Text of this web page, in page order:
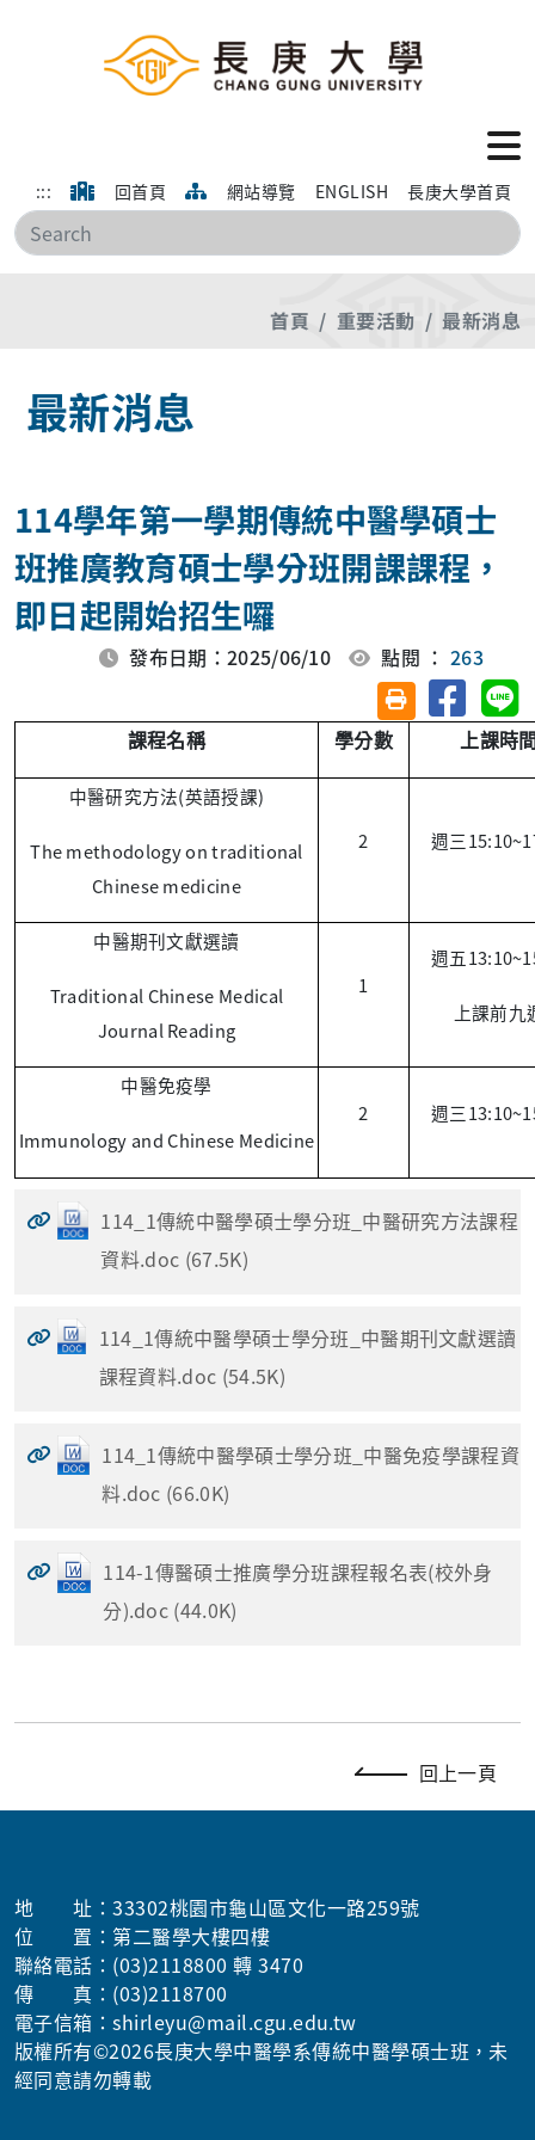
::: 回首頁 網站導覽 ENGLISH 長庚大學首頁
搜
首頁 重要活動 最新消息
最新消息
114學年第一學期傳統中醫學碩士
班推廣教育碩士學分班開課課程，
即日起開始招生囉
發布日期：2025/06/10 點閱 ：263
友善列印(另開視
分享至
課程名稱 學分數 上課時
中醫研究方法(英語授課)
The methodology on traditional
Chinese medicine
2 週三
中醫期刊文獻選讀
Traditional Chinese Medical
Journal Reading
1
週五
上課前九
中醫免疫學
Immunology and Chinese Medicine
2 週三
114_1傳統中醫學碩士學分班_中醫研究方法課程
資料.doc (67.5K)
114_1傳統中醫學碩士學分班_中醫期刊文獻選讀
課程資料.doc (54.5K)
114_1傳統中醫學碩士學分班_中醫免疫學課程資
料.doc (66.0K)
114-1傳醫碩士推廣學分班課程報名表(校外身
分).doc (44.0K)
回上一頁
地 址：33302桃園市龜山區文化一路259號
位 置：第二醫學大樓四樓
聯絡電話：(03)2118800 轉 3470
傳 真：(03)2118700
電子信箱：shirleyu@mail.cgu.edu.tw
版權所有©2026長庚大學中醫學系傳統中醫學碩士班，未
經同意請勿轉載